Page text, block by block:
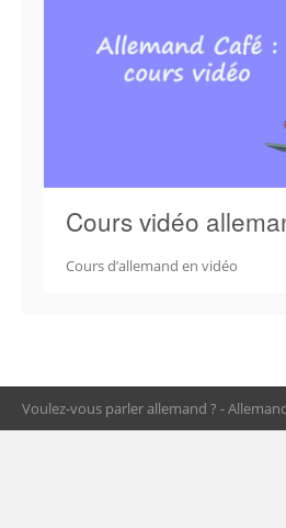
Cours vidéo
Cours d’allemand en vidéo
Voulez-vous parler allemand ? -